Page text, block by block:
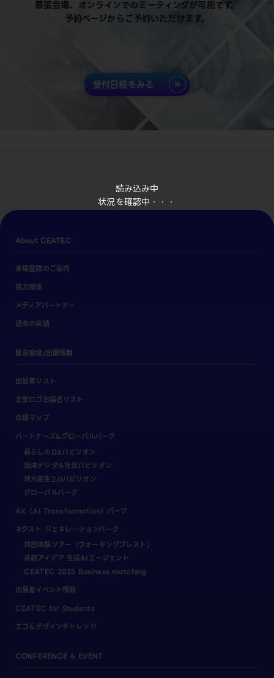
読み込み中
状況を確認中・・・
幕張会場、オンラインでのミーティングが可能です。
予約ページからご予約いただけます。
受付日程をみる
About CEATEC
来場登録のご案内
協力団体
メディアパートナー
過去の実績
展示会場/出展情報
出展者リスト
企業ロゴ出展者リスト
会場マップ
パートナーズ&グローバルパーク
暮らしのDXパビリオン
海洋デジタル社会パビリオン
地方創生2.0パビリオン
グローバルパーク
AX（AI Transformation）パーク
ネクスト ジェネレーションパーク
共創体験ツアー（ウォーキングブレスト）
共創アイデア 生成AIエージェント
CEATEC 2025 Business matching
出展者イベント情報
CEATEC for Students
エコ＆デザインチャレンジ
CONFERENCE & EVENT